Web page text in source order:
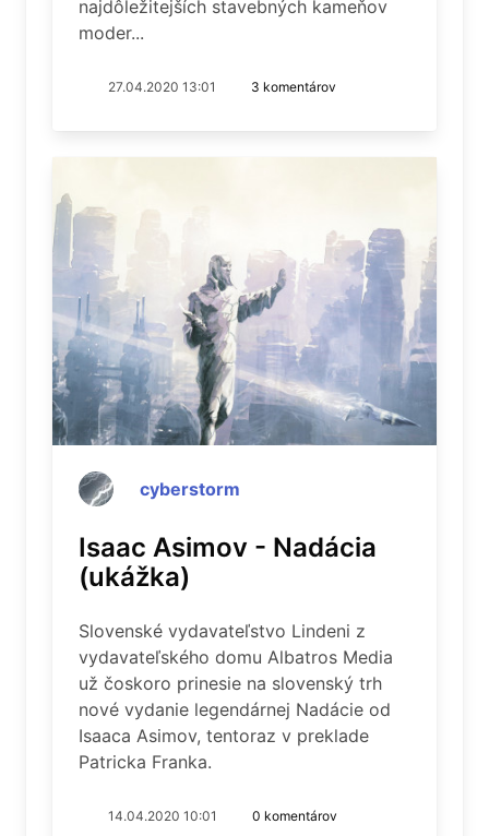
najdôležitejších stavebných kameňov
moder...
27.04.2020 13:01 3 komentárov
cyberstorm
Isaac Asimov - Nadácia
(ukážka)
Slovenské vydavateľstvo Lindeni z
vydavateľského domu Albatros Media
už čoskoro prinesie na slovenský trh
nové vydanie legendárnej Nadácie od
Isaaca Asimov, tentoraz v preklade
Patricka Franka.
14.04.2020 10:01 0 komentárov